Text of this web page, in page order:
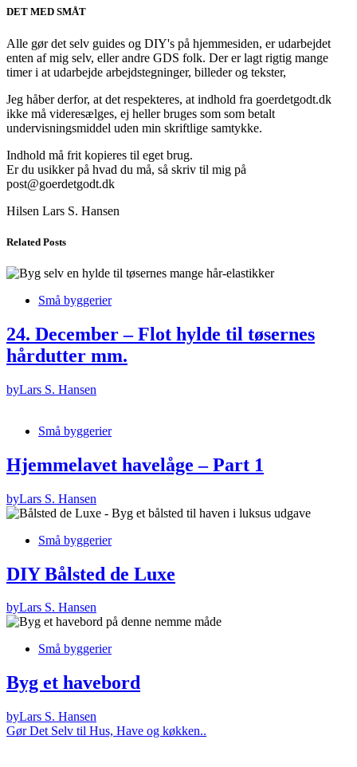
DET MED SMÅT
Alle gør det selv guides og DIY's på hjemmesiden, er udarbejdet
enten af mig selv, eller andre GDS folk. Der er lagt rigtig mange
timer i at udarbejde arbejdstegninger, billeder og tekster,
Jeg håber derfor, at det respekteres, at indhold fra goerdetgodt.dk
ikke må videresælges, ej heller bruges som som betalt
undervisningsmiddel uden min skriftlige samtykke.
Indhold må frit kopieres til eget brug.
Er du usikker på hvad du må, så skriv til mig på
post@goerdetgodt.dk
Hilsen Lars S. Hansen
Related Posts
Små byggerier
24. December – Flot hylde til tøsernes
hårdutter mm.
byLars S. Hansen
Små byggerier
Hjemmelavet havelåge – Part 1
byLars S. Hansen
Små byggerier
DIY Bålsted de Luxe
byLars S. Hansen
Små byggerier
Byg et havebord
byLars S. Hansen
Gør Det Selv til Hus, Have og køkken..